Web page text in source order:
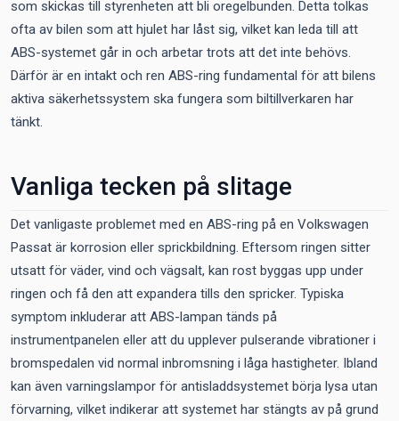
som skickas till styrenheten att bli oregelbunden. Detta tolkas
ofta av bilen som att hjulet har låst sig, vilket kan leda till att
ABS-systemet går in och arbetar trots att det inte behövs.
Därför är en intakt och ren ABS-ring fundamental för att bilens
aktiva säkerhetssystem ska fungera som biltillverkaren har
tänkt.
Vanliga tecken på slitage
Det vanligaste problemet med en ABS-ring på en Volkswagen
Passat är korrosion eller sprickbildning. Eftersom ringen sitter
utsatt för väder, vind och vägsalt, kan rost byggas upp under
ringen och få den att expandera tills den spricker. Typiska
symptom inkluderar att ABS-lampan tänds på
instrumentpanelen eller att du upplever pulserande vibrationer i
bromspedalen vid normal inbromsning i låga hastigheter. Ibland
kan även varningslampor för antisladdsystemet börja lysa utan
förvarning, vilket indikerar att systemet har stängts av på grund